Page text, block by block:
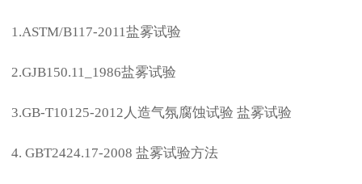
1.ASTM/B117-2011盐雾试验
2.GJB150.11_1986盐雾试验
3.GB-T10125-2012人造气氛腐蚀试验 盐雾试验
4. GBT2424.17-2008 盐雾试验方法